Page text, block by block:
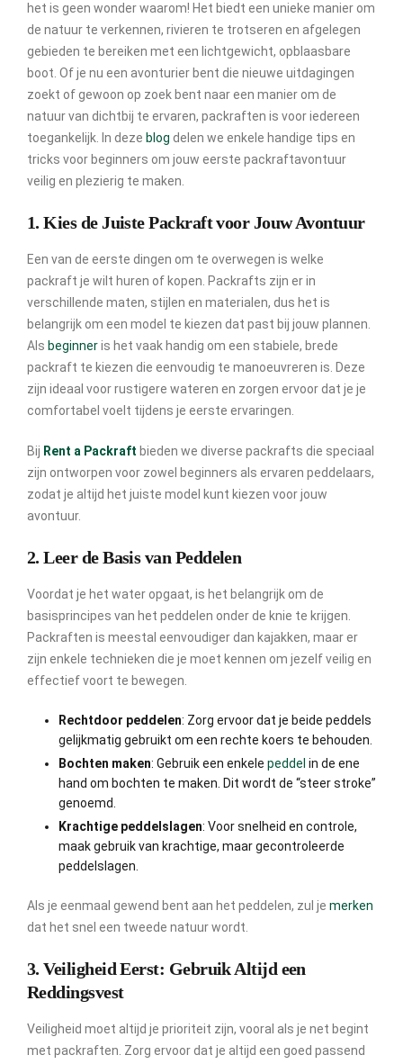
het is geen wonder waarom! Het biedt een unieke manier om
de natuur te verkennen, rivieren te trotseren en afgelegen
gebieden te bereiken met een lichtgewicht, opblaasbare
boot. Of je nu een avonturier bent die nieuwe uitdagingen
zoekt of gewoon op zoek bent naar een manier om de
natuur van dichtbij te ervaren, packraften is voor iedereen
toegankelijk. In deze blog delen we enkele handige tips en
tricks voor beginners om jouw eerste packraftavontuur
veilig en plezierig te maken.
1. Kies de Juiste Packraft voor Jouw Avontuur
Een van de eerste dingen om te overwegen is welke
packraft je wilt huren of kopen. Packrafts zijn er in
verschillende maten, stijlen en materialen, dus het is
belangrijk om een model te kiezen dat past bij jouw plannen.
Als beginneris het vaak handig om een stabiele, brede
packraft te kiezen die eenvoudig te manoeuvreren is. Deze
zijn ideaal voor rustigere wateren en zorgen ervoor dat je je
comfortabel voelt tijdens je eerste ervaringen.
Bij Rent a Packraft bieden we diverse packrafts die speciaal
zijn ontworpen voor zowel beginners als ervaren peddelaars,
zodat je altijd het juiste model kunt kiezen voor jouw
avontuur.
2. Leer de Basis van Peddelen
Voordat je het water opgaat, is het belangrijk om de
basisprincipes van het peddelen onder de knie te krijgen.
Packraften is meestal eenvoudiger dan kajakken, maar er
zijn enkele technieken die je moet kennen om jezelf veilig en
effectief voort te bewegen.
Rechtdoor peddelen: Zorg ervoor dat je beide peddels
gelijkmatig gebruikt om een rechte koers te behouden.
Bochten maken: Gebruik een enkele peddel in de ene
hand om bochten te maken. Dit wordt de “steer stroke”
genoemd.
Krachtige peddelslagen: Voor snelheid en controle,
maak gebruik van krachtige, maar gecontroleerde
peddelslagen.
Als je eenmaal gewend bent aan het peddelen, zul je merken
dat het snel een tweede natuur wordt.
3. Veiligheid Eerst: Gebruik Altijd een
Reddingsvest
Veiligheid moet altijd je prioriteit zijn, vooral als je net begint
met packraften. Zorg ervoor dat je altijd een goed passend